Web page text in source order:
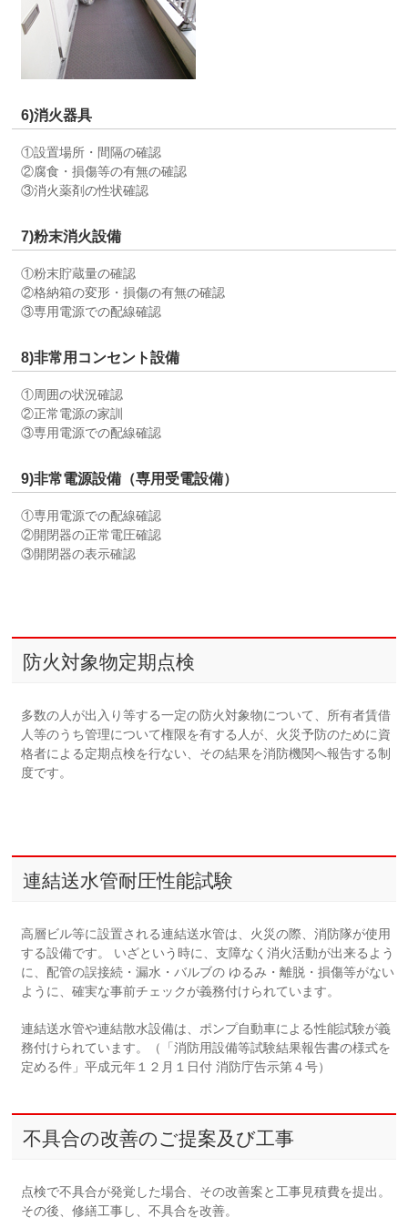
6)消火器具
①設置場所・間隔の確認
②腐食・損傷等の有無の確認
③消火薬剤の性状確認
7)粉末消火設備
①粉末貯蔵量の確認
②格納箱の変形・損傷の有無の確認
③専用電源での配線確認
8)非常用コンセント設備
①周囲の状況確認
②正常電源の家訓
③専用電源での配線確認
9)非常電源設備（専用受電設備）
①専用電源での配線確認
②開閉器の正常電圧確認
③開閉器の表示確認
防火対象物定期点検
多数の人が出入り等する一定の防火対象物について、所有者賃借
人等のうち管理について権限を有する人が、火災予防のために資
格者による定期点検を行ない、その結果を消防機関へ報告する制
度です。
連結送水管耐圧性能試験
高層ビル等に設置される連結送水管は、火災の際、消防隊が使用
する設備です。 いざという時に、支障なく消火活動が出来るよう
に、配管の誤接続・漏水・バルブの ゆるみ・離脱・損傷等がない
ように、確実な事前チェックが義務付けられています。
連結送水管や連結散水設備は、ポンプ自動車による性能試験が義
務付けられています。（「消防用設備等試験結果報告書の様式を
定める件」平成元年１２月１日付 消防庁告示第４号）
不具合の改善のご提案及び工事
点検で不具合が発覚した場合、その改善案と工事見積費を提出。
その後、修繕工事し、不具合を改善。